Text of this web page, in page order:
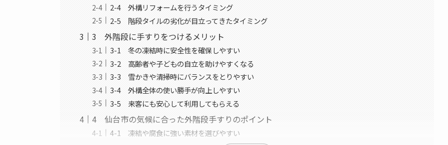
2-4 外構リフォームを行うタイミング
2-5 階段タイルの劣化が目立ってきたタイミング
3 外階段に手すりをつけるメリット
3-1 冬の凍結時に安全性を確保しやすい
3-2 高齢者や子どもの自立を助けやすくなる
3-3 雪かきや清掃時にバランスをとりやすい
3-4 外構全体の使い勝手が向上しやすい
3-5 来客にも安心して利用してもらえる
4 仙台市の気候に合った外階段手すりのポイント
4-1 凍結や腐食に強い素材を選びやすい